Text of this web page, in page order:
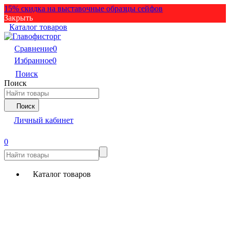
15% скидка на выставочные образцы сейфов
Закрыть
Каталог товаров
Сравнение0
Избранное0
Поиск
Поиск
Поиск
Личный кабинет
0
Каталог товаров